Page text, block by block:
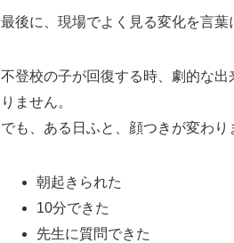
最後に、現場でよく見る変化を言葉
不登校の子が回復する時、劇的な
りません。
でも、ある日ふと、顔つきが変わり
朝起きられた
10分できた
先生に質問できた